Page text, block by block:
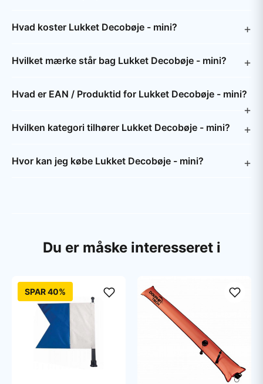
Hvad koster Lukket Decobøje - mini?
Hvilket mærke står bag Lukket Decobøje - mini?
Hvad er EAN / Produktid for Lukket Decobøje - mini?
Hvilken kategori tilhører Lukket Decobøje - mini?
Hvor kan jeg købe Lukket Decobøje - mini?
Du er måske interesseret i
SPAR 40%